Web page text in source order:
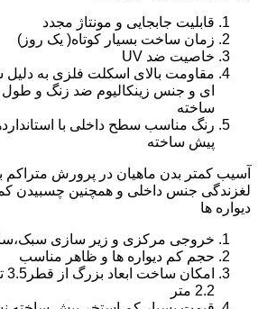
قابلیت جابجایی و مونتاژ مجدد
زمان ساخت بسیار کوتاه( یک روز)
خاصیت ضد UV
مقاومت بالای اسکلت فلزی به
ای و جنس زینکالیوم ضد زنگ و
ساخته
رنگ مناسب سطح داخلی با
پیش ساخته
آسیب کمتر بدن ماهیان در پرورش متراکم
لغزندگی جنس داخلی و همچنین چسبیدن
دیواره ها
خروجی مرکزی و زیر سازی
حجم کم دیواره ها و ظاهر مناسب
2.2 متر